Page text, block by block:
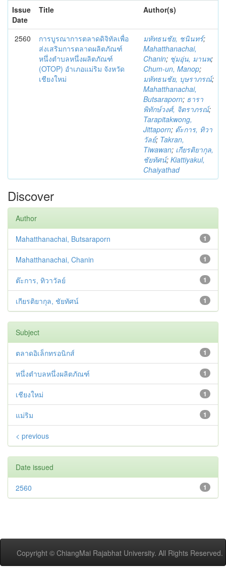
Issue
Date
Title Author(s)
2560
การบูรณาการตลาดดิจิทัลเพื่อ
ส่งเสริมการตลาดผลิตภัณฑ์
หนึ่งตำบลหนึ่งผลิตภัณฑ์
(OTOP) อำเภอแม่ริม จังหวัด
เชียงใหม่
มหัทธนชัย, ชนินทร์;
Mahatthanachai,
Chanin; ชุ่มอุ่น, มานพ;
Chum-un, Manop;
มหัทธนชัย, บุษราภรณ์;
Mahatthanachai,
Butsaraporn; ธารา
พิทักษ์วงศ์, จิตราภรณ์;
Tarapitakwong,
Jittaporn; ต๊ะการ, ทิวา
วัลย์; Takran,
Tiwawan; เกียรติยากุล,
ชัยทัศน์; Kiattiyakul,
Chaiyathad
Discover
Author
1
Mahatthanachai, Butsaraporn
1
Mahatthanachai, Chanin
1
ต๊ะการ, ทิวาวัลย์
1
เกียรติยากุล, ชัยทัศน์
Subject
1
ตลาดอิเล็กทรอนิกส์
1
หนึ่งตำบลหนึ่งผลิตภัณฑ์
1
เชียงใหม่
1
แม่ริม
< previous
Date issued
1
2560
Copyright © ChiangMai Rajabhat University. All Rights Reserved.